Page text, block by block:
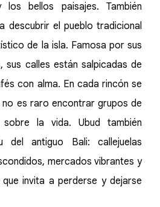
bellos paisajes. También
descubrir el pueblo tradicional
de la isla. Famosa por sus
sus calles están salpicadas de
con alma. En cada rincón se
es raro encontrar grupos de
la vida. Ubud también
del antiguo Bali: callejuelas
mercados vibrantes y
invita a perderse y dejarse